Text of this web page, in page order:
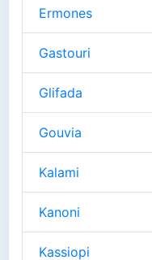
Ermones
Gastouri
Glifada
Gouvia
Kalami
Kanoni
Kassiopi